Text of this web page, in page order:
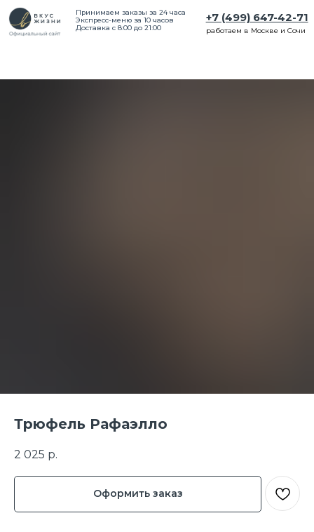
+7 (499) 647-42-71
работаем в Москве и Сочи
Принимаем заказы за 24 часа
Экспресс-меню за 10 часов
Доставка с 8:00 до 21:00
Трюфель Рафаэлло
2 025 р.
Оформить заказ